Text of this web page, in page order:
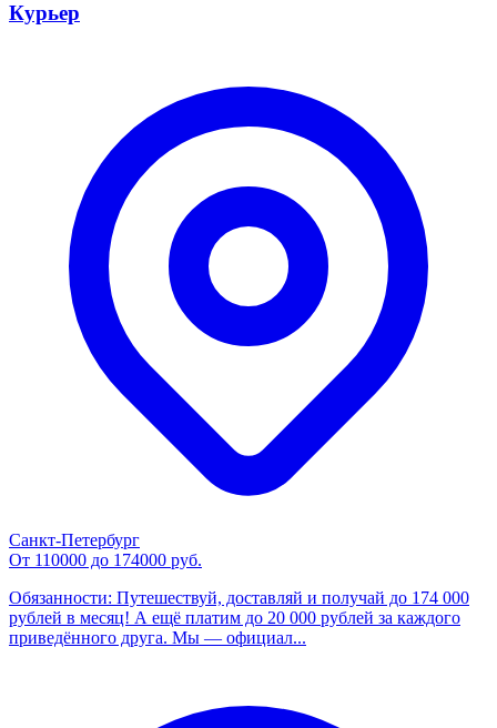
Курьер
Санкт-Петербург
От 110000 до 174000 руб.
Обязанности: Путешествуй, доставляй и получай до 174 000
рублей в месяц! А ещё платим до 20 000 рублей за каждого
приведённого друга. Мы — официал...